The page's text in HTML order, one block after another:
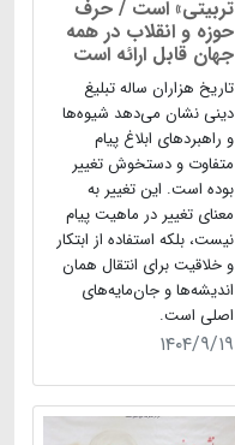
تربیتی» است / حرف
حوزه و انقلاب در همه
جهان قابل ارائه است
تاریخ هزاران ساله تبلیغ
دینی نشان می‌دهد شیوه‌ها
و راهبردهای ابلاغ پیام
متفاوت و دستخوش تغییر
بوده است. این تغییر به
معنای تغییر در ماهیت پیام
نیست، بلکه استفاده از ابتکار
و خلاقیت برای انتقال همان
اندیشه‌ها و جان‌مایه‌های
اصلی است.
۱۴۰۴/۹/۱۹